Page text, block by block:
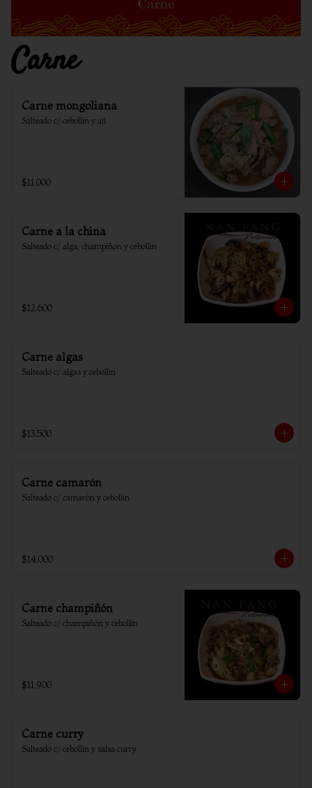
Carne
Carne mongoliana
Salteado c/ cebollin y aji
$11.000
Carne a la china
Salteado c/ alga, champiñon y cebollin
$12.600
Carne algas
Salteado c/ algas y cebollin
$13.500
Carne camarón
Salteado c/ camarón y cebollín
$14.000
Carne champiñón
Salteado c/ champiñón y cebollín
$11.900
Carne curry
Salteado c/ cebollin y salsa curry